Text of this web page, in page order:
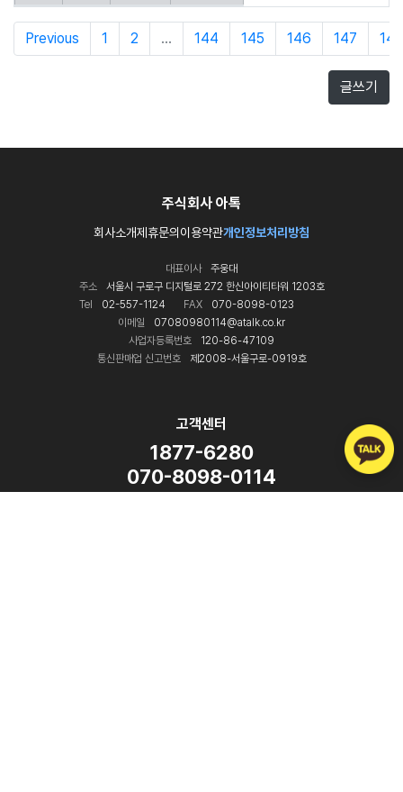
Previous 1 2 ... 144 145 146 147 148
글쓰기
주식회사 아톡
회사소개제휴문의 이용약관개인정보처리방침
대표이사
주웅대
주소
서울시 구로구 디지털로 272 한신아이티타워 1203호
Tel
02-557-1124 FAX
070-8098-0123
이메일
07080980114@atalk.co.kr
사업자등록번호
120-86-47109
통신판매업 신고번호
제2008-서울구로-0919호
고객센터
1877-6280
070-8098-0114